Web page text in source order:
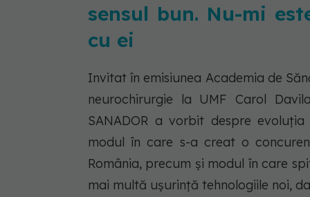
sensul bun. Nu-mi
cu ei
Invitat în emisiunea Academia de
neurochirurgie la UMF Carol
SANADOR a vorbit despre
modul în care s-a creat o
România, precum și modul în care
mai multă ușurință tehnologiile noi,